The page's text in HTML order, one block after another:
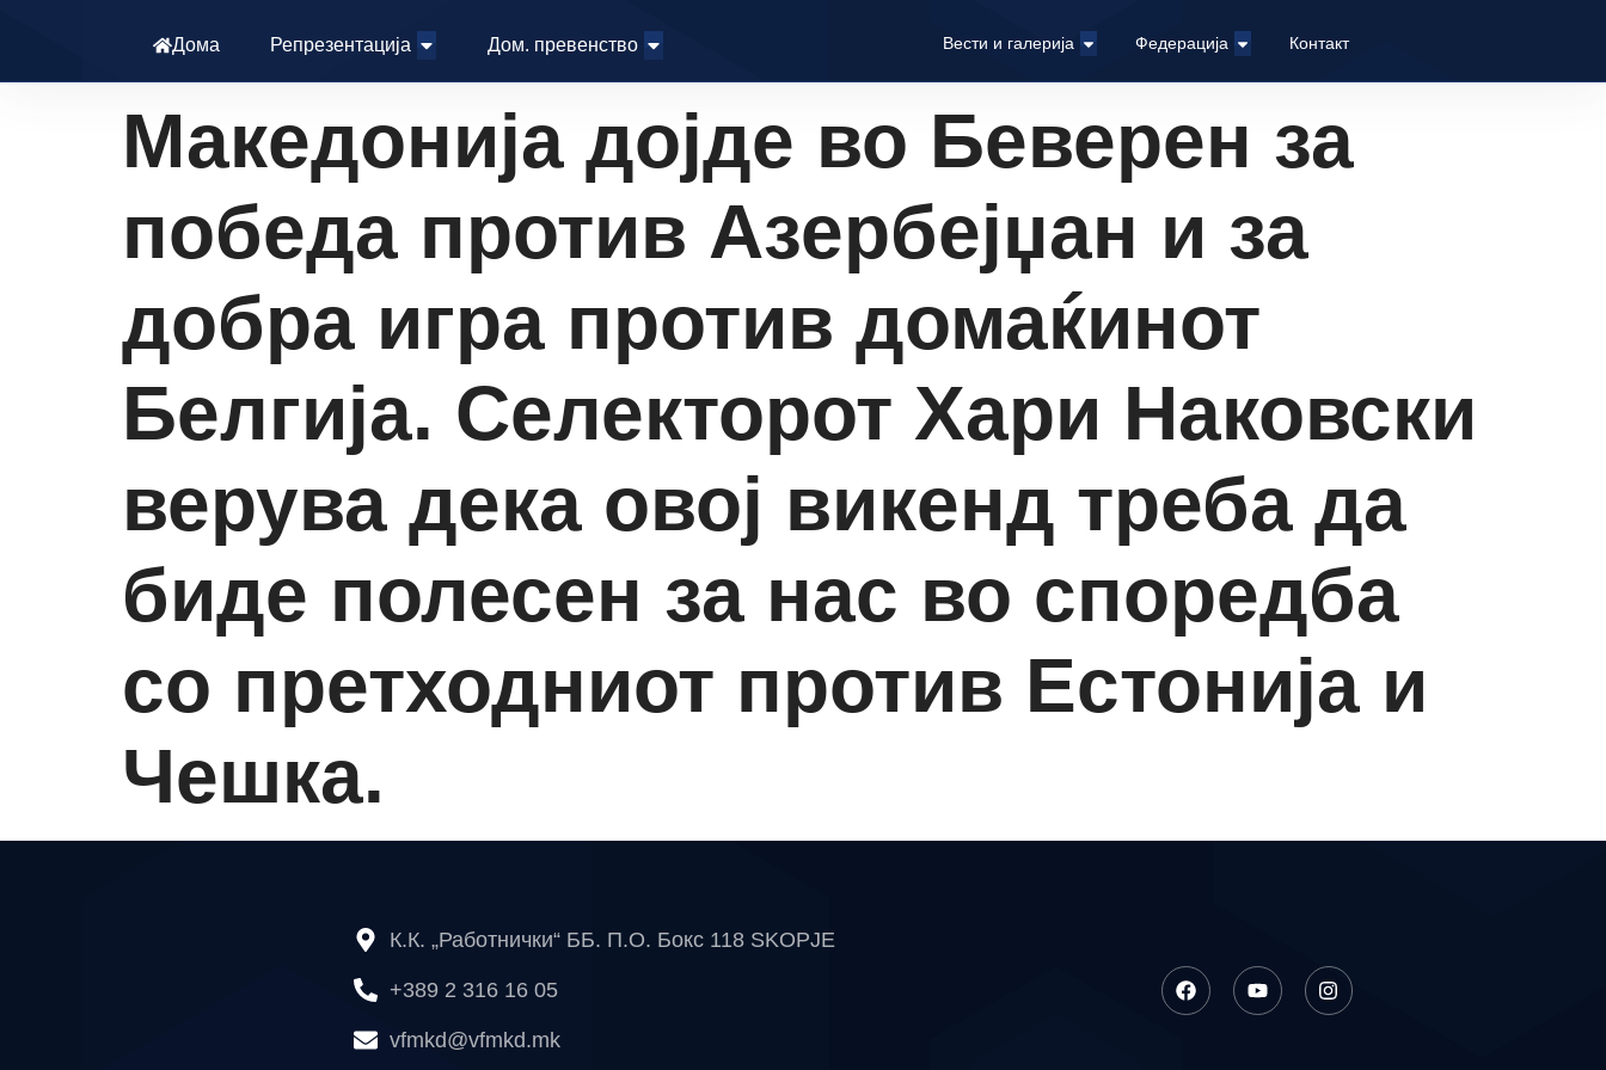
Дома Репрезентација Дом. превенство Вести и галерија Федерација Контакт
Македонија дојде во Беверен за
победа против Азербејџан и за
добра игра против домаќинот
Белгија. Селекторот Хари Наковски
верува дека овој викенд треба да
биде полесен за нас во споредба
со претходниот против Естонија и
Чешка.
К.К. „Работнички“ ББ. П.О. Бокс 118 SKOPJE
+389 2 316 16 05
vfmkd@vfmkd.mk